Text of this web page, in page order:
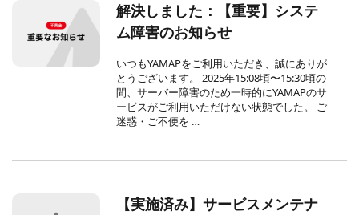
解決しました：【重要】システ
ム障害のお知らせ
いつもYAMAPをご利用いただき、誠にありが
とうございます。 2025年15:08頃〜15:30頃の
間、サーバー障害のため一時的にYAMAPのサ
ービスがご利用いただけない状態でした。 ご
迷惑・ご不便を …
【実施済み】サービスメンテナ